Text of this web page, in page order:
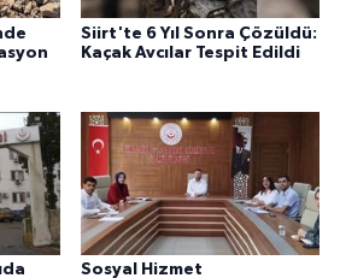
Siirt'te 6 Yıl Sonra Çözüldü:
Kaçak Avcılar Tespit Edildi
Sosyal Hizmet